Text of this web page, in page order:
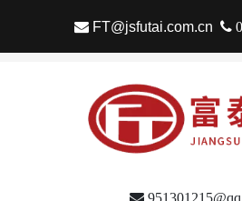
 FT@jsfutai.com.cn 
